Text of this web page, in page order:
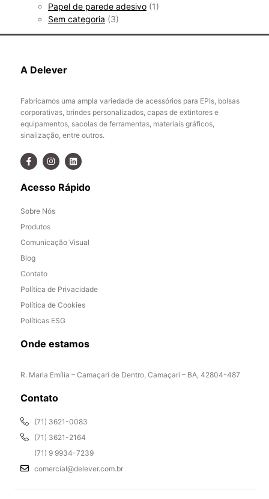
Papel de parede adesivo (1)
Sem categoria (3)
A Delever
Fabricamos uma ampla variedade de acessórios para EPIs, bolsas
corporativas, brindes personalizados, capas de extintores e
equipamentos, sacolas de ferramentas, materiais gráficos,
sinalização, entre outros.
Acesso Rápido
Sobre Nós
Produtos
Comunicação Visual
Blog
Contato
Política de Privacidade
Política de Cookies
Políticas ESG
Onde estamos
R. Maria Emília – Camaçari de Dentro, Camaçari – BA, 42804-487
Contato
(71) 3621-0083
(71) 3621-2164
(71) 9 9934-7239
comercial@delever.com.br